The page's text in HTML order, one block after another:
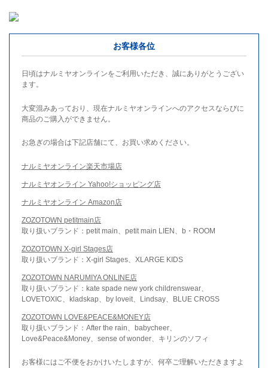
お客様各位
日頃はナルミヤオンラインをご利用いただき、誠にありがとうござい
ます。
大変混みあっており、現在ナルミヤオンラインへのアクセスならびに
商品のご購入ができません。
お急ぎの場合は下記店舗にて、お買い求めください。
ナルミヤオンライン楽天市場店
ナルミヤオンライン Yahoo!ショッピング店
ナルミヤオンライン Amazon店
ZOZOTOWN petitmain店
取り扱いブランド：petit main、petit main LIEN、b・ROOM
ZOZOTOWN X-girl Stages店
取り扱いブランド：X-girl Stages、XLARGE KIDS
ZOZOTOWN NARUMIYA ONLINE店
取り扱いブランド：kate spade new york childrenswear、
LOVETOXIC、kladskap、by loveit、Lindsay、BLUE CROSS
ZOZOTOWN LOVE&PEACE&MONEY店
取り扱いブランド：After the rain、babycheer、
Love&Peace&Money、sense of wonder、キリンのソフィ
お客様にはご不便をおかけいたしますが、何卒ご理解いただきますよ